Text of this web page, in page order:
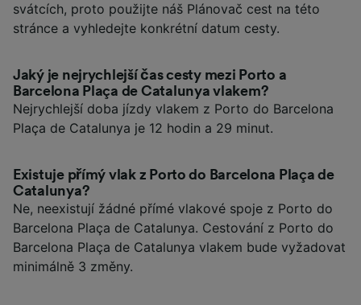
svátcích, proto použijte náš Plánovač cest na této
stránce a vyhledejte konkrétní datum cesty.
Jaký je nejrychlejší čas cesty mezi Porto a
Barcelona Plaça de Catalunya vlakem?
Nejrychlejší doba jízdy vlakem z Porto do Barcelona
Plaça de Catalunya je 12 hodin a 29 minut.
Existuje přímý vlak z Porto do Barcelona Plaça de
Catalunya?
Ne, neexistují žádné přímé vlakové spoje z Porto do
Barcelona Plaça de Catalunya. Cestování z Porto do
Barcelona Plaça de Catalunya vlakem bude vyžadovat
minimálně 3 změny.